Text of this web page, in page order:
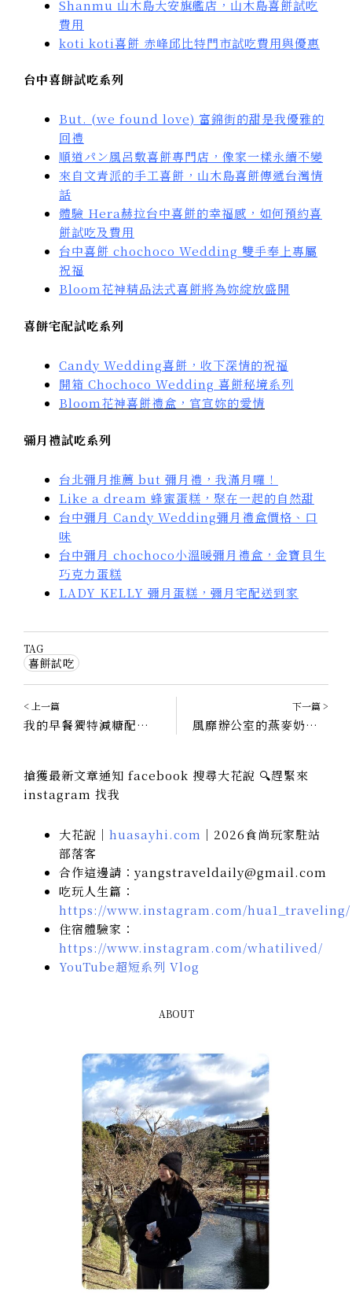
Shanmu 山木島大安旗艦店，山木島喜餅試吃
費用
koti koti喜餅 赤峰邱比特門市試吃費用與優惠
台中喜餅試吃系列
But. (we found love) 富錦街的甜是我優雅的
回禮
順道パン風呂敷喜餅專門店， 像家一樣永續不變
來自文青派的手工喜餅，山木島喜餅傳遞台灣情
話
體驗 Hera赫拉台中喜餅的幸福感，如何預約喜
餅試吃及費用
台中喜餅 chochoco Wedding 雙手奉上專屬
祝福
Bloom花神精品法式喜餅將為妳綻放盛開
喜餅宅配試吃系列
Candy Wedding喜餅，收下深情的祝福
開箱 Chochoco Wedding 喜餅秘境系列
Bloom花神喜餅禮盒，官宣妳的愛情
彌月禮試吃系列
台北彌月推薦 but 彌月禮，我滿月囉！
Like a dream 蜂蜜蛋糕，聚在一起的自然甜
台中彌月 Candy Wedding彌月禮盒價格、口
味
台中彌月 chochoco小溫暖彌月禮盒，金寶貝生
巧克力蛋糕
LADY KELLY 彌月蛋糕，彌月宅配送到家
TAG
喜餅試吃
< 上一篇
我的早餐獨特減糖配方，純手作奶酥醬｜瘋吐司手作 FunToast
下一篇 >
風靡辦公室的燕麥奶，素食者或乳糖不耐症者也能喝｜小人物燕麥奶
搶獲最新文章通知 facebook 搜尋大花說 🔍趕緊來
instagram 找我
大花說｜ huasayhi.com ｜2026食尚玩家駐站
部落客
合作這邊請：yangstraveldaily@gmail.com
吃玩人生篇：
https://www.instagram.com/hua1_traveling/
住宿體驗家：
https://www.instagram.com/whatilived/
YouTube超短系列 Vlog
ABOUT